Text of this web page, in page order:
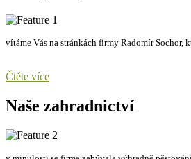
vítáme Vás na stránkách firmy Radomír Sochor,
Čtěte více
Naše zahradnictví